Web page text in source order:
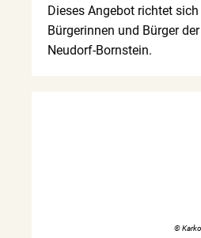
Dieses Angebot richtet
Bürgerinnen und Bürger
Neudorf-Bornstein.
©